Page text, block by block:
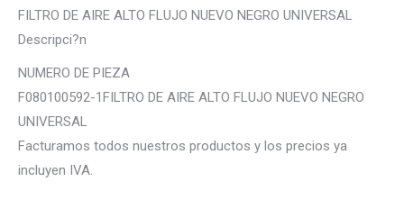
FILTRO DE AIRE ALTO FLUJO NUEVO NEGRO UNIVERSAL
Descripci?n
NUMERO DE PIEZA
F080100592-1FILTRO DE AIRE ALTO FLUJO NUEVO NEGRO
UNIVERSAL
Facturamos todos nuestros productos y los precios ya
incluyen IVA.